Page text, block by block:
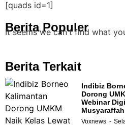
[quads id=1]
Berita Populer
It seems we can't find what
Berita Terkait
Indibiz
Dorong
Webinar
Musyaraffah
Voxnews